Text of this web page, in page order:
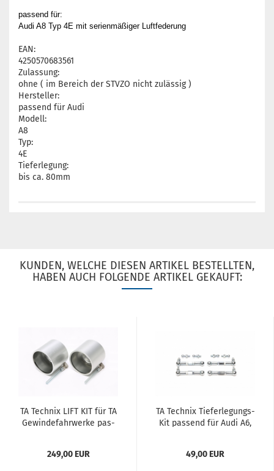
passend für:
Audi A8 Typ 4E mit serienmäßiger Luftfederung
EAN:
4250570683561
Zulassung:
ohne ( im Bereich der STVZO nicht zulässig )
Hersteller:
passend für Audi
Modell:
A8
Typ:
4E
Tieferlegung:
bis ca. 80mm
KUNDEN, WELCHE DIESEN ARTIKEL BESTELLTEN,
HABEN AUCH FOLGENDE ARTIKEL GEKAUFT:
TA Tech­nix LIFT KIT für TA
Ge­win­de­fahr­wer­ke pas­
249,00 EUR
TA Tech­nix Tieferlegungs-​​
Kit pas­send für Audi A6,
yenne...
49,00 EUR